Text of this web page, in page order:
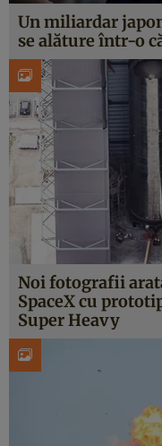
Un miliardar
se alăture într-o
Noi fotografii
SpaceX cu
Super Heavy